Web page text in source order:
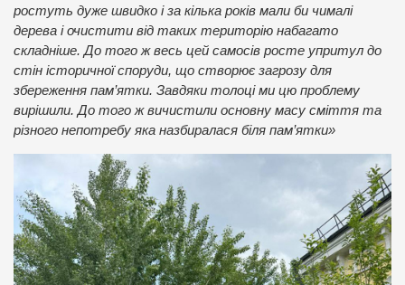
ростуть дуже швидко і за кілька років мали би чималі
дерева і очистити від таких територію набагато
складніше. До того ж весь цей самосів росте упритул до
стін історичної споруди, що створює загрозу для
збереження пам’ятки. Завдяки толоці ми цю проблему
вирішили. До того ж вичистили основну масу сміття та
різного непотребу яка назбиралася біля пам’ятки»